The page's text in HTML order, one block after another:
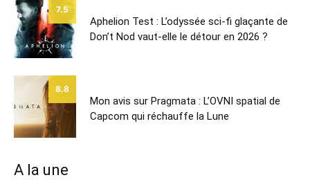
7.5
Aphelion Test : L’odyssée sci-fi glaçante de
Don’t Nod vaut-elle le détour en 2026 ?
8.8
Mon avis sur Pragmata : L’OVNI spatial de
Capcom qui réchauffe la Lune
A la une